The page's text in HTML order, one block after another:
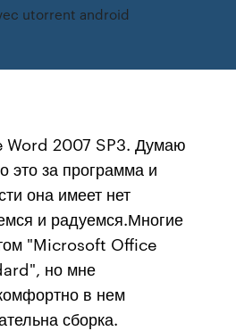
utorrent android
2007 SP3. Думаю
это за программа и
она имеет нет
и радуемся.Многие
"Microsoft Office
но мне
в нем
сборка.